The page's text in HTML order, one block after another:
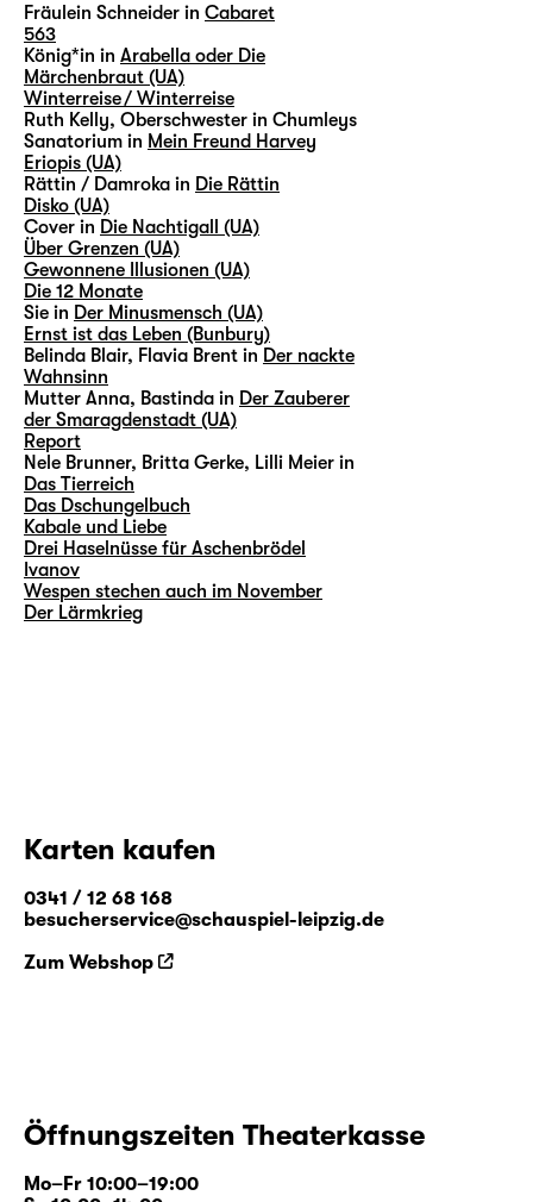
Fräulein Schneider in Cabaret
563
König*in in Arabella oder Die
Märchenbraut (UA)
Winterreise / Winterreise
Ruth Kelly, Oberschwester in Chumleys
Sanatorium in Mein Freund Harvey
Eriopis (UA)
Rättin / Damroka in Die Rättin
Disko (UA)
Cover in Die Nachtigall (UA)
Über Grenzen (UA)
Gewonnene Illusionen (UA)
Die 12 Monate
Sie in Der Minusmensch (UA)
Ernst ist das Leben (Bunbury)
Belinda Blair, Flavia Brent in Der nackte
Wahnsinn
Mutter Anna, Bastinda in Der Zauberer
der Smaragdenstadt (UA)
Report
Nele Brunner, Britta Gerke, Lilli Meier in
Das Tierreich
Das Dschungelbuch
Kabale und Liebe
Drei Haselnüsse für Aschenbrödel
Ivanov
Wespen stechen auch im November
Der Lärmkrieg
Karten kaufen
0341 / 12 68 168
besucherservice@schauspiel-leipzig.de
Zum Webshop
Öffnungszeiten Theaterkasse
Mo–Fr 10:00–19:00